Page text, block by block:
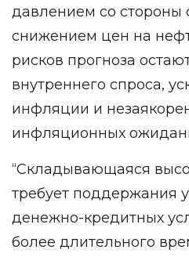
давлением со стороны
снижением цен на
рисков прогноза
внутреннего спроса,
инфляции и
инфляционных
“Складывающаяся
требует поддержания
денежно-кредитных
более длительного